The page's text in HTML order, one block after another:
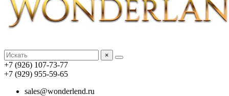
×
+7 (926) 107-73-77
+7 (929) 955-59-65
sales@wonderlend.ru